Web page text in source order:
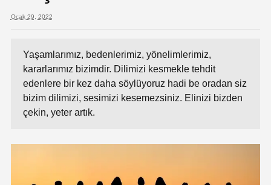
Ocak 29, 2022
Yaşamlarımız, bedenlerimiz, yönelimlerimiz,
kararlarımız bizimdir. Dilimizi kesmekle tehdit
edenlere bir kez daha söylüyoruz hadi be oradan siz
bizim dilimizi, sesimizi kesemezsiniz. Elinizi bizden
çekin, yeter artık.